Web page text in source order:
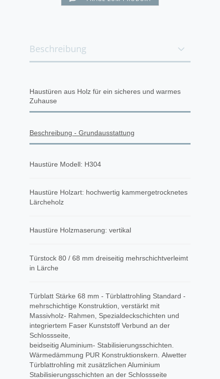
Beschreibung
Haustüren aus Holz für ein sicheres und warmes
Zuhause
Beschreibung - Grundausstattung
Haustüre Modell: H304
Haustüre Holzart: hochwertig kammergetrocknetes
Lärcheholz
Haustüre Holzmaserung: vertikal
Türstock 80 / 68 mm dreiseitig mehrschichtverleimt
in Lärche
Türblatt Stärke 68 mm - Türblattrohling Standard -
mehrschichtige Konstruktion, verstärkt mit
Massivholz- Rahmen, Spezialdeckschichten und
integriertem Faser Kunststoff Verbund an der
Schlossseite,
beidseitig Aluminium- Stabilisierungsschichten.
Wärmedämmung PUR Konstruktionskern. Alwetter
Türblattrohling mit zusätzlichen Aluminium
Stabilisierungsschichten an der Schlossseite